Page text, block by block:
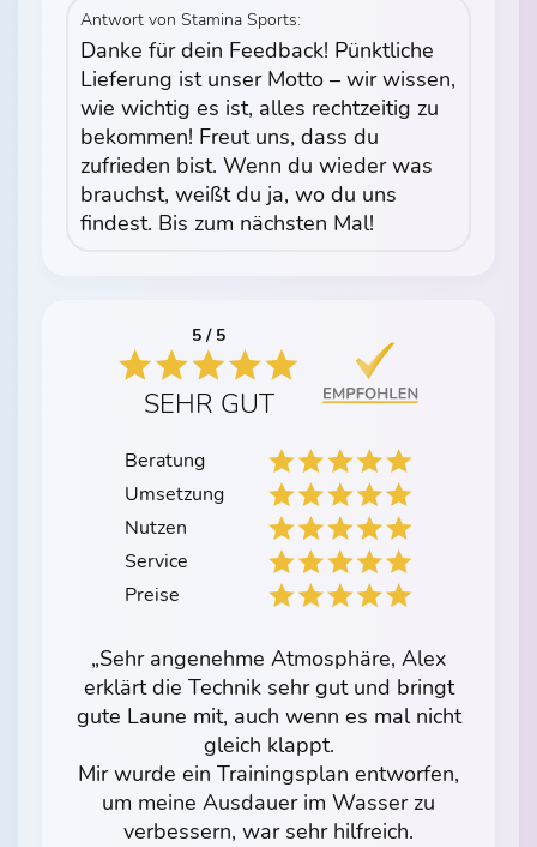
Antwort von Stamina Sports:
Danke für dein Feedback! Pünktliche
Lieferung ist unser Motto – wir wissen,
wie wichtig es ist, alles rechtzeitig zu
bekommen! Freut uns, dass du
zufrieden bist. Wenn du wieder was
brauchst, weißt du ja, wo du uns
findest. Bis zum nächsten Mal!
5 / 5
SEHR GUT
Beratung
Umsetzung
Nutzen
Service
Preise
„Sehr angenehme Atmosphäre, Alex
erklärt die Technik sehr gut und bringt
gute Laune mit, auch wenn es mal nicht
gleich klappt.
Mir wurde ein Trainingsplan entworfen,
um meine Ausdauer im Wasser zu
verbessern, war sehr hilfreich.